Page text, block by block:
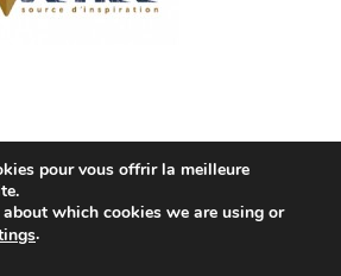
pour vous offrir la meilleure
which cookies we are using or
.